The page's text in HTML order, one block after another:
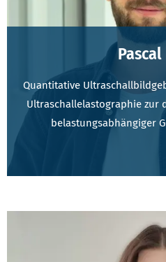
Quantitative
Ultraschallelastographie zur
belastungsabhängiger